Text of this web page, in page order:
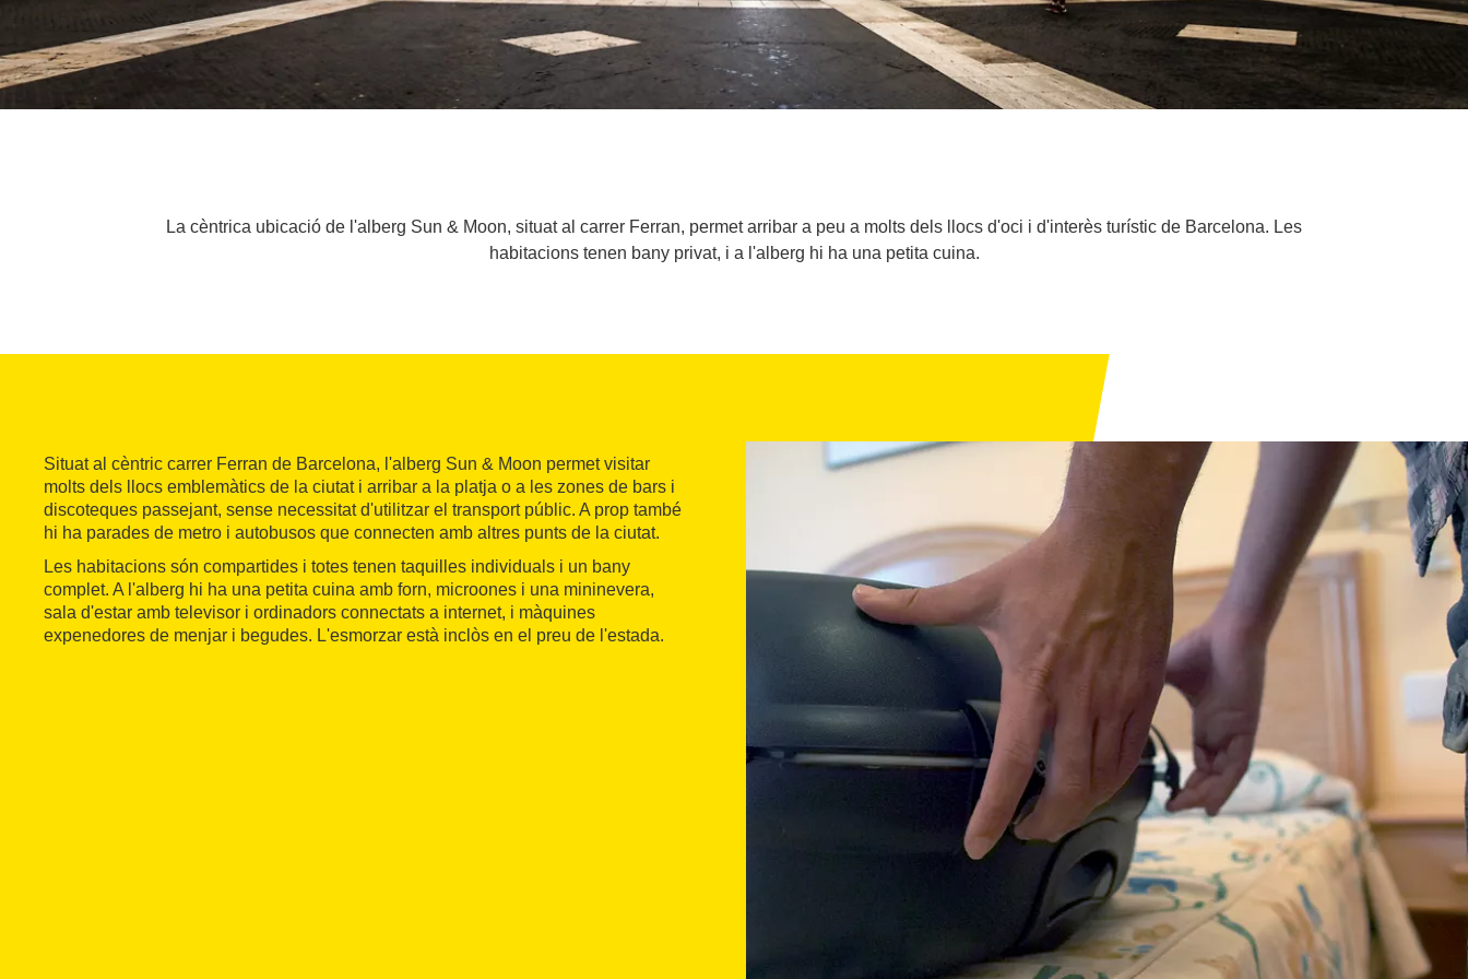
La cèntrica ubicació de l'alberg Sun & Moon, situat al carrer Ferran, permet arribar a peu a molts dels llocs d'oci i d'interès turístic de Barcelona. Les
habitacions tenen bany privat, i a l'alberg hi ha una petita cuina.
Situat al cèntric carrer Ferran de Barcelona, l'alberg Sun & Moon permet visitar
molts dels llocs emblemàtics de la ciutat i arribar a la platja o a les zones de bars i
discoteques passejant, sense necessitat d'utilitzar el transport públic. A prop també
hi ha parades de metro i autobusos que connecten amb altres punts de la ciutat.
Les habitacions són compartides i totes tenen taquilles individuals i un bany
complet. A l'alberg hi ha una petita cuina amb forn, microones i una mininevera,
sala d'estar amb televisor i ordinadors connectats a internet, i màquines
expenedores de menjar i begudes. L'esmorzar està inclòs en el preu de l'estada.